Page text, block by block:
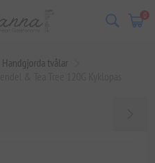
0
Handgjorda tvålar